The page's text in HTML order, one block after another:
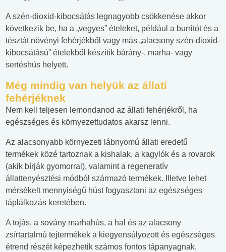
A szén-dioxid-kibocsátás legnagyobb csökkenése akkor
következik be, ha a „vegyes” ételeket, például a burritót és a
tésztát növényi fehérjékből vagy más „alacsony szén-dioxid-
kibocsátású” ételekből készítik bárány-, marha- vagy
sertéshús helyett.
Még mindig van helyük az állati
fehérjéknek
Nem kell teljesen lemondanod az állati fehérjékről, ha
egészséges és környezettudatos akarsz lenni.
Az alacsonyabb környezeti lábnyomú állati eredetű
termékek közé tartoznak a kishalak, a kagylók és a rovarok
(akik bírják gyomorral), valamint a regeneratív
állattenyésztési módból származó termékek. Illetve lehet
mérsékelt mennyiségű húst fogyasztani az egészséges
táplálkozás keretében.
A tojás, a sovány marhahús, a hal és az alacsony
zsírtartalmú tejtermékek a kiegyensúlyozott és egészséges
étrend részét képezhetik számos fontos tápanyagnak,